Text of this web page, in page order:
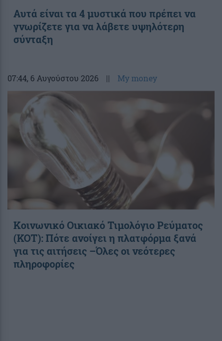
Αυτά είναι τα 4 μυστικά που πρέπει να
γνωρίζετε για να λάβετε υψηλότερη
σύνταξη
07:44, 6 Αυγούστου 2026 || My money
Κοινωνικό Οικιακό Τιμολόγιο Ρεύματος
(ΚΟΤ): Πότε ανοίγει η πλατφόρμα ξανά
για τις αιτήσεις –Όλες οι νεότερες
πληροφορίες